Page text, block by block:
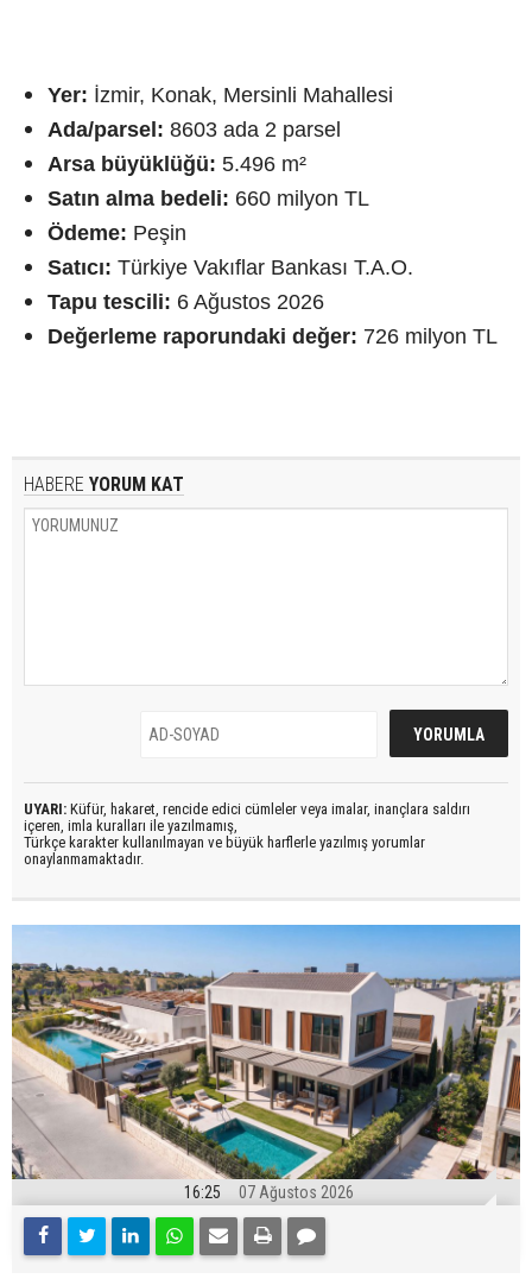
Yer: İzmir, Konak, Mersinli Mahallesi
Ada/parsel: 8603 ada 2 parsel
Arsa büyüklüğü: 5.496 m²
Satın alma bedeli: 660 milyon TL
Ödeme: Peşin
Satıcı: Türkiye Vakıflar Bankası T.A.O.
Tapu tescili: 6 Ağustos 2026
Değerleme raporundaki değer: 726 milyon TL
HABERE YORUM KAT
UYARI: Küfür, hakaret, rencide edici cümleler veya imalar, inançlara saldırı
içeren, imla kuralları ile yazılmamış,
Türkçe karakter kullanılmayan ve büyük harflerle yazılmış yorumlar
onaylanmamaktadır.
16:25 07 Ağustos 2026